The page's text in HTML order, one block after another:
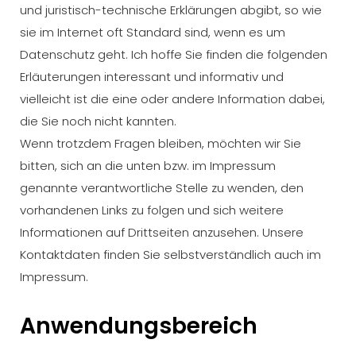
und juristisch-technische Erklärungen abgibt, so wie
sie im Internet oft Standard sind, wenn es um
Datenschutz geht. Ich hoffe Sie finden die folgenden
Erläuterungen interessant und informativ und
vielleicht ist die eine oder andere Information dabei,
die Sie noch nicht kannten.
Wenn trotzdem Fragen bleiben, möchten wir Sie
bitten, sich an die unten bzw. im Impressum
genannte verantwortliche Stelle zu wenden, den
vorhandenen Links zu folgen und sich weitere
Informationen auf Drittseiten anzusehen. Unsere
Kontaktdaten finden Sie selbstverständlich auch im
Impressum.
Anwendungsbereich